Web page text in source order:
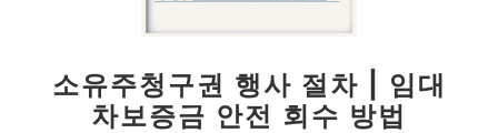
소유주청구권 행사 절차 | 임대
차보증금 안전 회수 방법